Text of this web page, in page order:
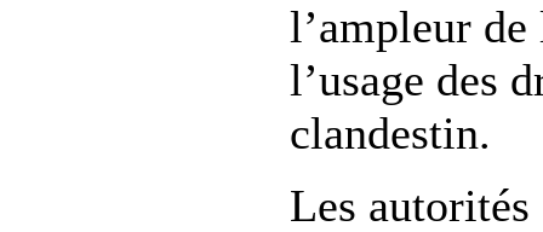
l’ampleur
l’usage des
clandestin.
Les